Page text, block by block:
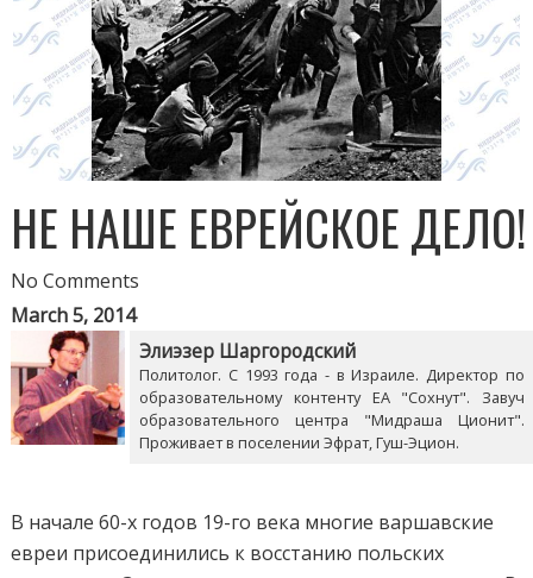
НЕ НАШЕ ЕВРЕЙСКОЕ ДЕЛО!
No Comments
March 5, 2014
Элиэзер Шаргородский
Политолог. С 1993 года - в Израиле. Директор по
образовательному контенту ЕА "Сохнут". Завуч
образовательного центра "Мидраша Ционит".
Проживает в поселении Эфрат, Гуш-Эцион.
В начале 60-х годов 19-го века многие варшавские
евреи присоединились к восстанию польских